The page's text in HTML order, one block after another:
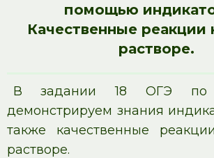
помощью
Качественные реакции
растворе.
В задании 18 ОГЭ
демонстрируем знания
также качественные
растворе.